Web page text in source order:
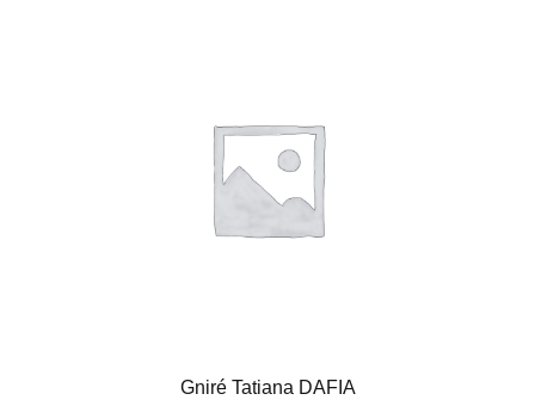
Gniré Tatiana DAFIA